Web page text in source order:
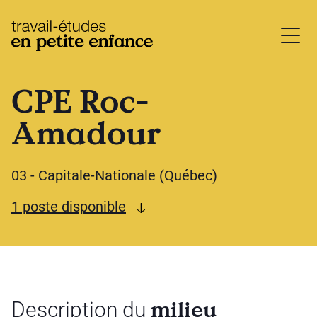
base.logo
CPE Roc-
Amadour
03 - Capitale-Nationale (Québec)
1 poste disponible Voir les postes disponibles
Description du milieu